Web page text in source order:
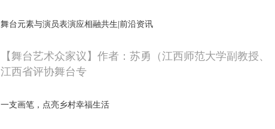
舞台元素与演员表演应相融共生|前沿资讯
【舞台艺术众家议】作者：苏勇（江西师范大学副教授、
江西省评协舞台专
一支画笔，点亮乡村幸福生活